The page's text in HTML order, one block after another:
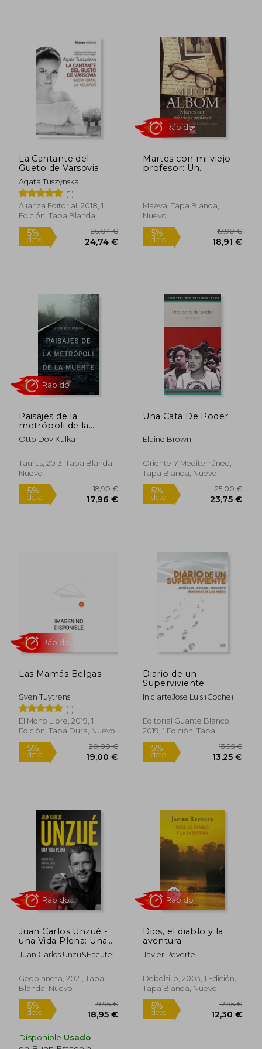
5%
dcto. 17,10 €
Rápido
dcto.
Rápido
Rápido
dcto.
La Cantante del
Gueto de Varsovia
Agata Tuszynska
(1)
Alianza Editorial, 2018, 1
Edición, Tapa Blanda,
Nuevo
5%
dcto.
Martes con mi viejo
profesor: Un
abiertas)
Maeva, Tapa Blanda,
Nuevo
5%
dcto.
Rápido
Paisajes de la
metrópoli de la
muerte: reflexiones
sobre la memoria y la
Otto Dov Kulka
Taurus, 2013, Tapa Blanda,
Nuevo
Rápido
Una Cata De Poder
Elaine Brown
Oriente Y Mediterráneo,
Tapa Blanda, Nuevo
Las Mamás Belgas
Sven Tuytrens
(1)
El Mono Libre, 2019, 1
Edición, Tapa Dura, Nuevo
Diario de un
Superviviente
IniciarteJose Luis (Coche)
Editorial Guante Blanco,
2019, 1 Edición, Tapa
Blanda, Nuevo
Juan Carlos Unzué -
una Vida Plena: Una
Vida Plena (Deportes)
Juan Carlos Unzu&Eacute;
Geoplaneta, 2021, Tapa
Blanda, Nuevo
Disponible Usado
Dios, el diablo y la
aventura
Javier Reverte
Debolsillo, 2003, 1 Edición,
Tapa Blanda, Nuevo